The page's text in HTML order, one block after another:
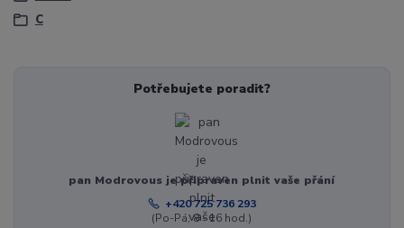
C
Potřebujete poradit?
pan Modrovous je připraven plnit vaše přání
+420 725 736 293
(Po-Pá, 8 - 16 hod.)